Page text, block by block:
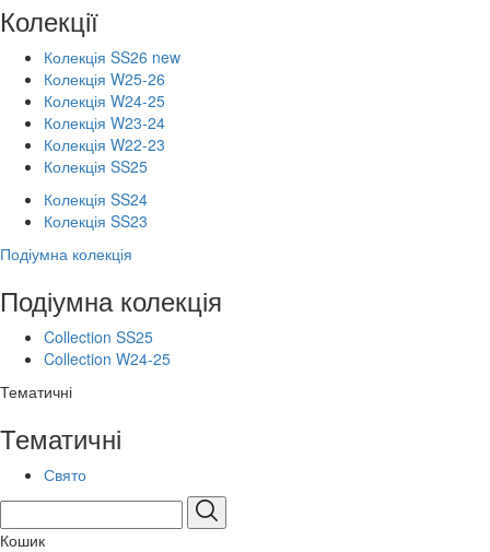
Колекції
Колекція SS26 new
Колекція W25-26
Колекція W24-25
Колекція W23-24
Колекція W22-23
Колекція SS25
Колекція SS24
Колекція SS23
Подіумна колекція
Подіумна колекція
Collection SS25
Collection W24-25
Тематичні
Тематичні
Свято
Кошик